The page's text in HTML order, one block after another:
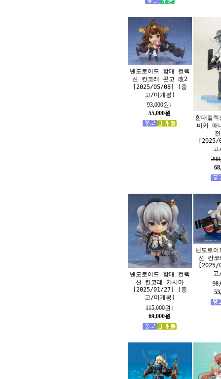
넨도로이드 함대 컬렉
션 칸코레 콘고 改2
[2025/05/08] (중
고/미개봉)
93,000원↓
55,000원
함대컬
비키
넨도로이드 함대 컬렉
션 칸코레 카시마
[2025/01/27] (중
고/미개봉)
115,000원↓
69,000원
넨도로
션 칸코